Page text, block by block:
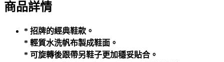
商品詳情
* 招牌的經典鞋款。
* 輕質水洗帆布製成鞋面。
* 可旋轉後跟帶另鞋子更加穩妥貼合。